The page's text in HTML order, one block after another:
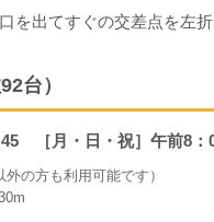
を出てすぐの交差点を左折
台）
［月・日・祝］午前8：
の方も利用可能です）